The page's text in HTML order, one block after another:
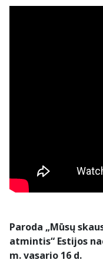
Paroda „Mūsų
atmintis“ Estijos
m. vasario 16 d.